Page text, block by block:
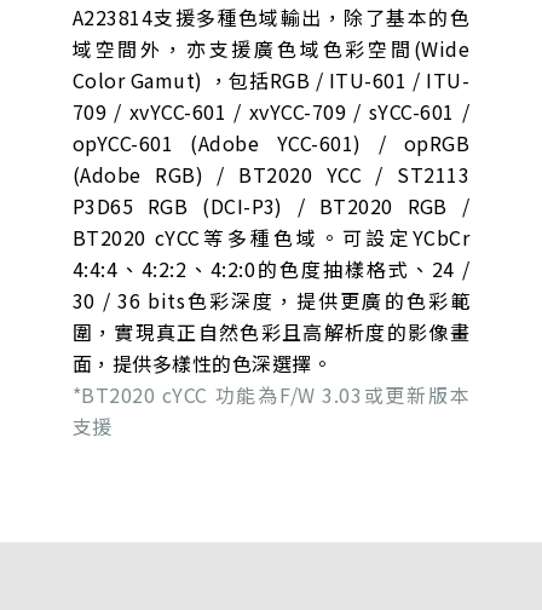
A223814支援多種色域輸出，除了基本的色
域空間外，亦支援廣色域色彩空間(Wide
Color Gamut) ，包括RGB / ITU-601 / ITU-
709 / xvYCC-601 / xvYCC-709 / sYCC-601 /
opYCC-601 (Adobe YCC-601) / opRGB
(Adobe RGB) / BT2020 YCC / ST2113
P3D65 RGB (DCI-P3) / BT2020 RGB /
BT2020 cYCC等多種色域。可設定YCbCr
4:4:4、4:2:2、4:2:0的色度抽樣格式、24 /
30 / 36 bits色彩深度，提供更廣的色彩範
圍，實現真正自然色彩且高解析度的影像畫
面，提供多樣性的色深選擇。
*BT2020 cYCC 功能為F/W 3.03或更新版本
支援